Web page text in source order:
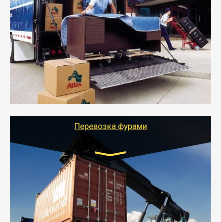
Газель: 1,5 и 3 тонны
от 5000 руб.
- Служебный или военный переезд может быть на
отдельном авто или догрузом (по меньшей
стоимости).
- Тайгер Логистик подберет автотранспорт, быстро и
качественно организует переезд к новому месту
службы или работы с гарантией сохранности груза и
оформлением документов, подтверждающих
Перевозка фурами
Транспорт:
Еврофура Тент от 5 до 10 тонн
грузоподъемность
от 10 000 руб. Возможен догруз